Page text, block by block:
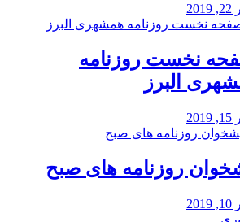
نخست روزنامه‌
البرز
روزنامه های صبح